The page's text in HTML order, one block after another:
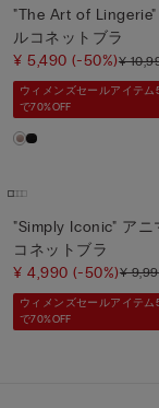
"The Art of
ルコネットブラ
¥ 5,490(-50%)¥
ウィメンズセールアイテム
で70%OFF
"Simply Iconic" アニ
コネットブラ
¥ 4,990(-50%)¥
ウィメンズセールアイテム
で70%OFF